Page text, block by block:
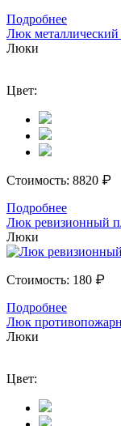
Подробнее
Люк
Люки
Цвет:
Стоимость: 8820 ₽
Подробнее
Люк ревизионный
Люки
Стоимость: 180 ₽
Подробнее
Люк
Люки
Цвет: